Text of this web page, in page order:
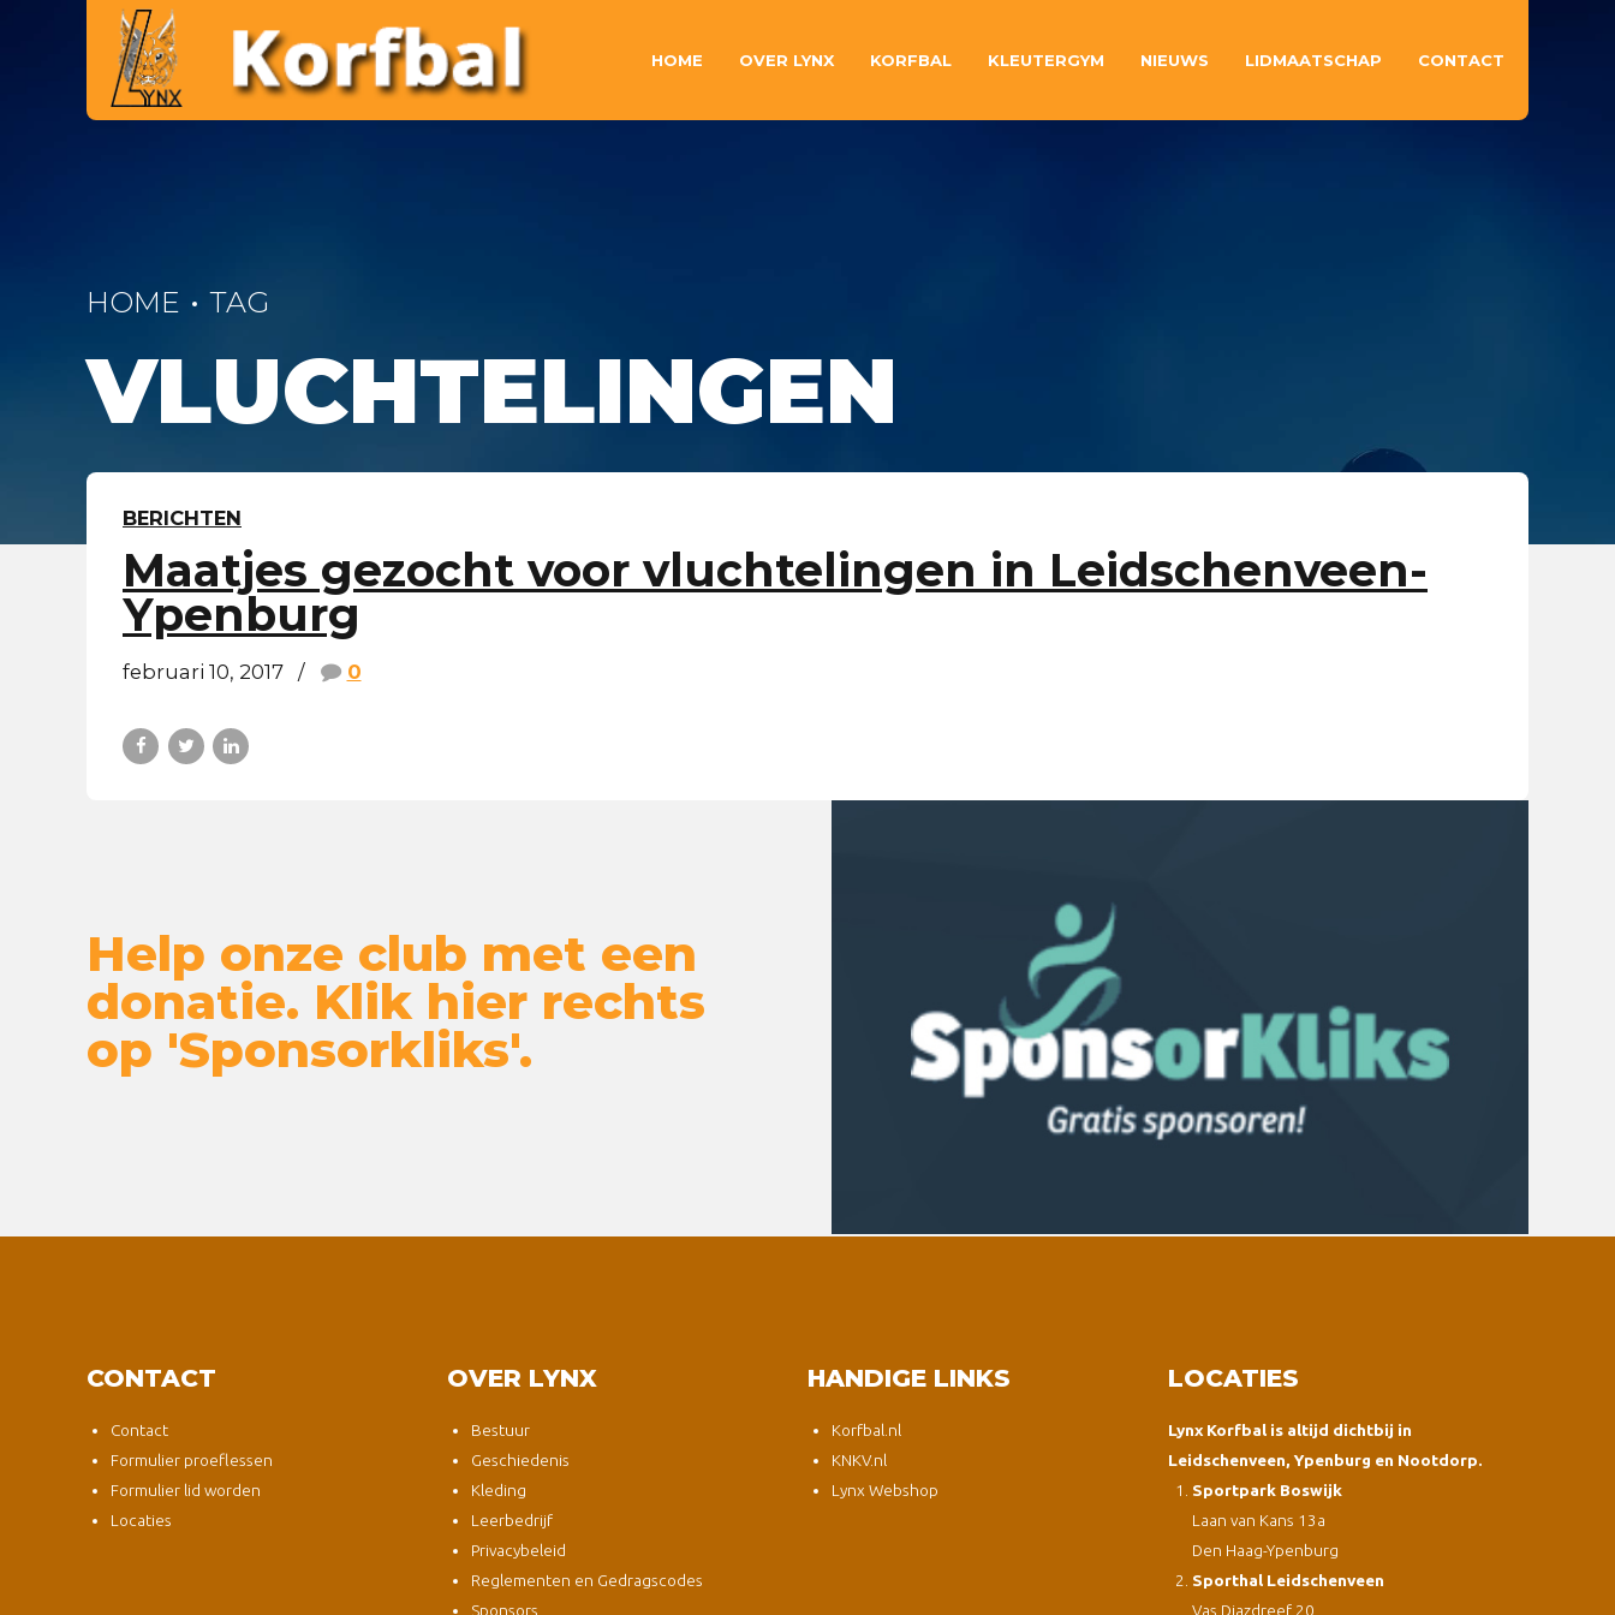
HOME OVER LYNX KORFBAL KLEUTERGYM NIEUWS LIDMAATSCHAP CONTACT
HOME TAG
VLUCHTELINGEN
BERICHTEN
Maatjes gezocht voor vluchtelingen in Leidschenveen-
Ypenburg
februari 10, 2017 0
Help onze club met een
donatie. Klik hier rechts
op 'Sponsorkliks'.
CONTACT
Contact
Formulier proeflessen
Formulier lid worden
Locaties
OVER LYNX
Bestuur
Geschiedenis
Kleding
Leerbedrijf
Privacybeleid
Reglementen en Gedragscodes
Sponsors
HANDIGE LINKS
Korfbal.nl
KNKV.nl
Lynx Webshop
LOCATIES
Lynx Korfbal is altijd dichtbij in
Leidschenveen, Ypenburg en Nootdorp.
Sportpark Boswijk
Laan van Kans 13a
Den Haag-Ypenburg
Sporthal Leidschenveen
Vas Diazdreef 20